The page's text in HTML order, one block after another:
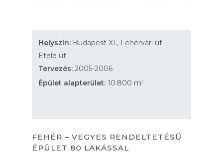
Helyszín: Budapest XI., Fehérvári út –
Etele út
Tervezés:2005-2006
Épület alapterület:10.800 m 2
FEHÉR – VEGYES RENDELTETÉSŰ
ÉPÜLET 80 LAKÁSSAL